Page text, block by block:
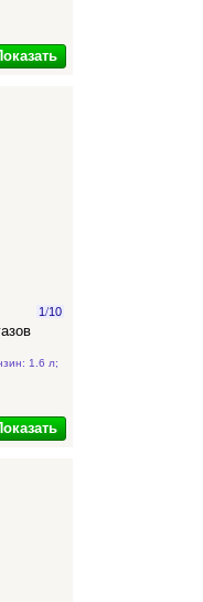
1/10
1.6 л;